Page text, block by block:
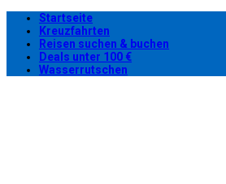
Startseite
Kreuzfahrten
Reisen suchen & buchen
Deals unter 100 €
Wasserrutschen